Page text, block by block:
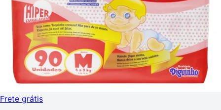
Frete grátis